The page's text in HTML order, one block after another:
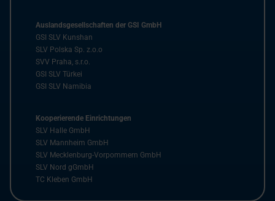
Auslandsgesellschaften der GSI GmbH
GSI SLV Kunshan
SLV Polska Sp. z.o.o
SVV Praha, s.r.o.
GSI SLV Türkei
GSI SLV Namibia
Kooperierende Einrichtungen
SLV Halle GmbH
SLV Mannheim GmbH
SLV Mecklenburg-Vorpommern GmbH
SLV Nord gGmbH
TC Kleben GmbH